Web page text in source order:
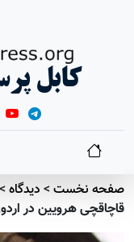
کابل
صفحه نخست> دیدگاه>
قاچاقچی هرویین در